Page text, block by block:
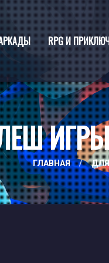
RPG И
ИГРЫ
ГЛАВНАЯ /